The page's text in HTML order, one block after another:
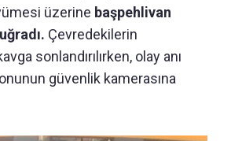
üzerine başpehlivan
Çevredekilerin
sonlandırılırken, olay anı
güvenlik kamerasına